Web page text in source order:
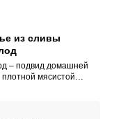
из сливы
– подвид домашней
плотной мясистой